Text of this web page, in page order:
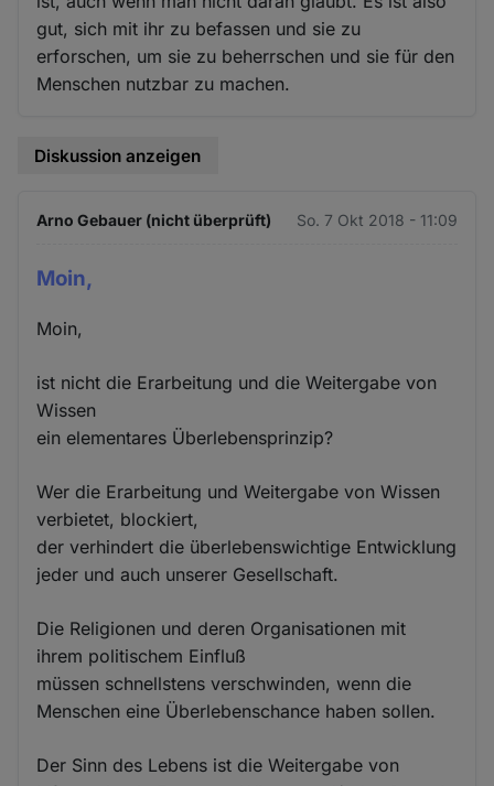
gut, sich mit ihr zu befassen und sie zu
erforschen, um sie zu beherrschen und sie für den
Menschen nutzbar zu machen.
Diskussion anzeigen
Arno Gebauer (nicht überprüft) So. 7 Okt 2018 - 11:09
Moin,
Moin,
ist nicht die Erarbeitung und die Weitergabe von
Wissen
ein elementares Überlebensprinzip?
Wer die Erarbeitung und Weitergabe von Wissen
verbietet, blockiert,
der verhindert die überlebenswichtige Entwicklung
jeder und auch unserer Gesellschaft.
Die Religionen und deren Organisationen mit
ihrem politischem Einfluß
müssen schnellstens verschwinden, wenn die
Menschen eine Überlebenschance haben sollen.
Der Sinn des Lebens ist die Weitergabe von